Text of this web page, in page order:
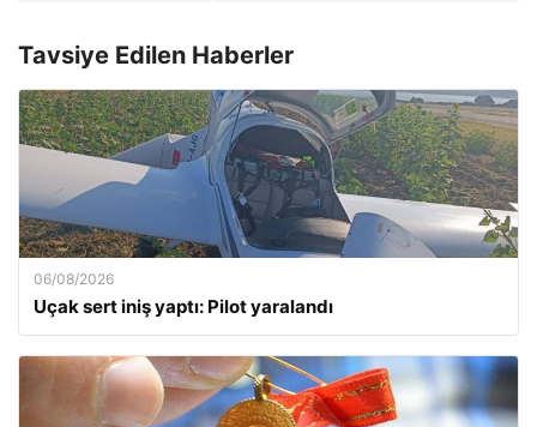
Tavsiye Edilen Haberler
06/08/2026
Uçak sert iniş yaptı: Pilot yaralandı